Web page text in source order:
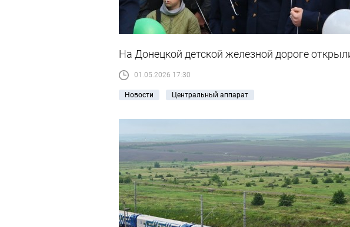
На Донецкой детской железной дороге
01.05.2026 17:30
Новости Центральный аппарат